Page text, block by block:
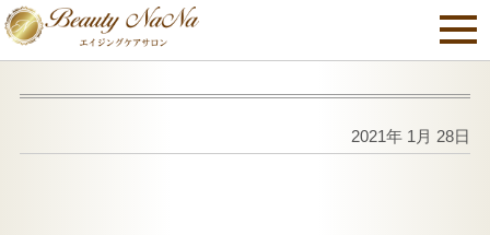
2021年 1月 28日